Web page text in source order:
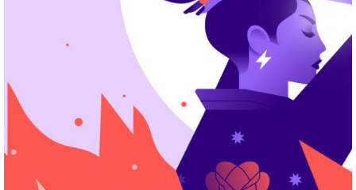
Experiencia de usuario, 7 reglas de diseño para tu
aplicación móvil